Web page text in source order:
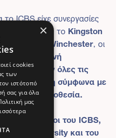
ICBS είχε συνεργασίες
όπως το Kingston
of Winchester, οι
έχουν
διεθνή
πληρούν όλες τις
αναγνώριση σύμφωνα με
νομοθεσία.
απόφοιτοι του ICBS,
University και του
×
cookies
των
ιστότοπό
σας για όλα
μας